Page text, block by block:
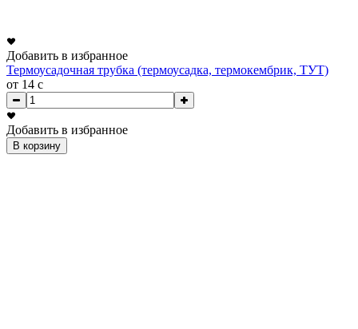
Добавить в избранное
Термоусадочная трубка (термоусадка, термокембрик, ТУТ)
от 14 c
Добавить в избранное
В корзину